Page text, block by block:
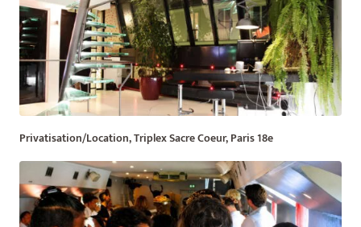
Privatisation/Location, Triplex Sacre Coeur, Paris 18e